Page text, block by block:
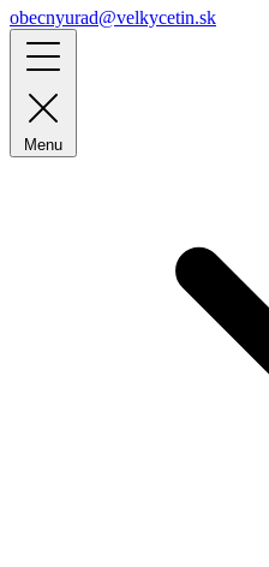
obecnyurad@velkycetin.sk
Menu